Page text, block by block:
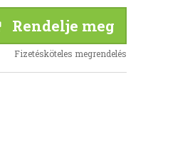
Rendelje meg
Fizetésköteles megrendelés